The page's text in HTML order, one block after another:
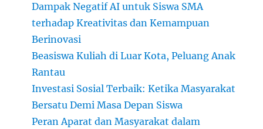
Dampak Negatif AI untuk Siswa SMA
terhadap Kreativitas dan Kemampuan
Berinovasi
Beasiswa Kuliah di Luar Kota, Peluang Anak
Rantau
Investasi Sosial Terbaik: Ketika Masyarakat
Bersatu Demi Masa Depan Siswa
Peran Aparat dan Masyarakat dalam